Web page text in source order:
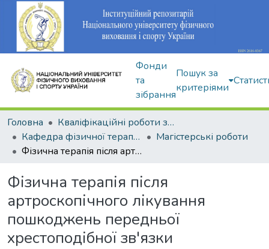
Фонди
та
зібрання
Пошук за
критеріями
Головна
Кваліфікаційні роботи здобувачів вищої освіти
Кафедра фізичної терапії та ерготерапії
Магістерські роботи
Фізична терапія після артроскопічного лікування пошкоджень передньої хрестоподібної зв'язки
Фізична терапія після
артроскопічного лікування
пошкоджень передньої
хрестоподібної зв'язки